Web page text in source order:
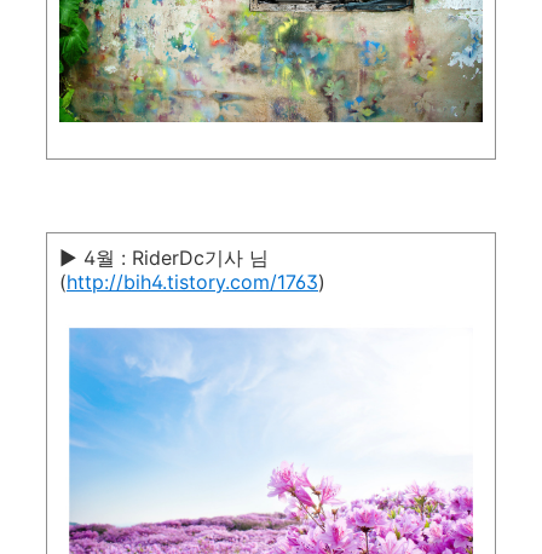
▶ 4월 : RiderDc기사 님
(http://bih4.tistory.com/1763)